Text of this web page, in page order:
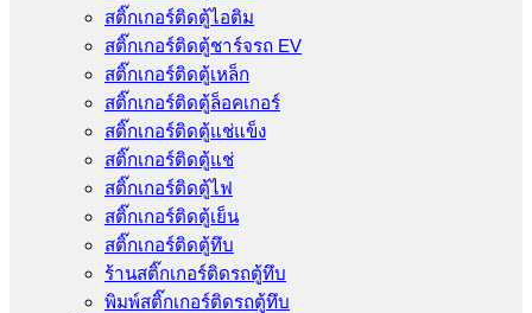
สติ๊กเกอร์ติดตู้ไอติม
สติ๊กเกอร์ติดตู้ชาร์จรถ EV
สติ๊กเกอร์ติดตู้เหล็ก
สติ๊กเกอร์ติดตู้ล็อคเกอร์
สติ๊กเกอร์ติดตู้แช่แข็ง
สติ๊กเกอร์ติดตู้แช่
สติ๊กเกอร์ติดตู้ไฟ
สติ๊กเกอร์ติดตู้เย็น
สติ๊กเกอร์ติดตู้ทึบ
ร้านสติ๊กเกอร์ติดรถตู้ทึบ
พิมพ์สติ๊กเกอร์ติดรถตู้ทึบ